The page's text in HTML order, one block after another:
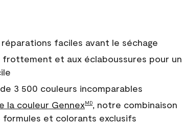
faciles avant le séchage
frottement et aux éclaboussures pour un
3 500 couleurs incomparables
la couleur GennexMD, notre combinaison
et colorants exclusifs